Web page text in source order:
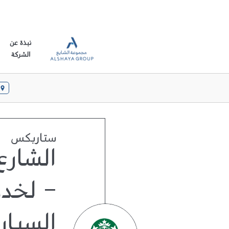
نبذة عن
الشركة
ستاربكس
-